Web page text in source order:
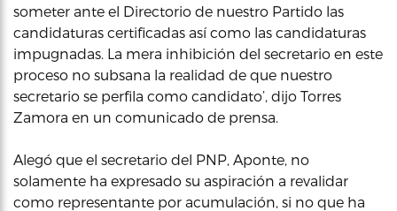
someter ante el Directorio de nuestro Partido las
candidaturas certificadas así como las candidaturas
impugnadas. La mera inhibición del secretario en este
proceso no subsana la realidad de que nuestro
secretario se perfila como candidato’, dijo Torres
Zamora en un comunicado de prensa.
Alegó que el secretario del PNP, Aponte, no
solamente ha expresado su aspiración a revalidar
como representante por acumulación, si no que ha